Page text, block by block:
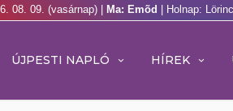
08. 09. (vasárnap) | Ma: Emõd | Holnap: Lörinc
ÚJPESTI NAPLÓ HÍREK